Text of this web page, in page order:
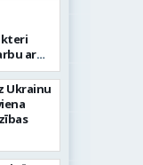
ar
Ukrainu